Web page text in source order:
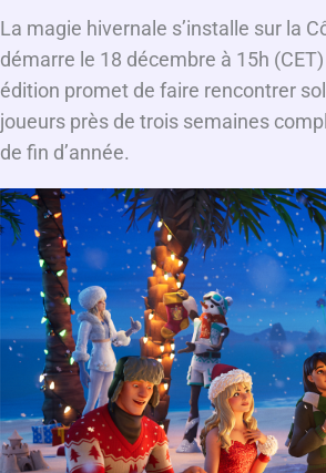
La magie hivernale s’installe sur la
démarre le 18 décembre à 15h
édition promet de faire rencontrer
joueurs près de trois semaines
de fin d’année.